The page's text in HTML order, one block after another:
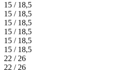
15 / 18,5
15 / 18,5
15 / 18,5
15 / 18,5
15 / 18,5
15 / 18,5
22 / 26
22 / 26